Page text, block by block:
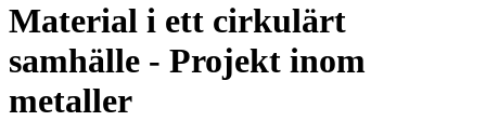
Material i ett cirkulärt
samhälle - Projekt inom
metaller